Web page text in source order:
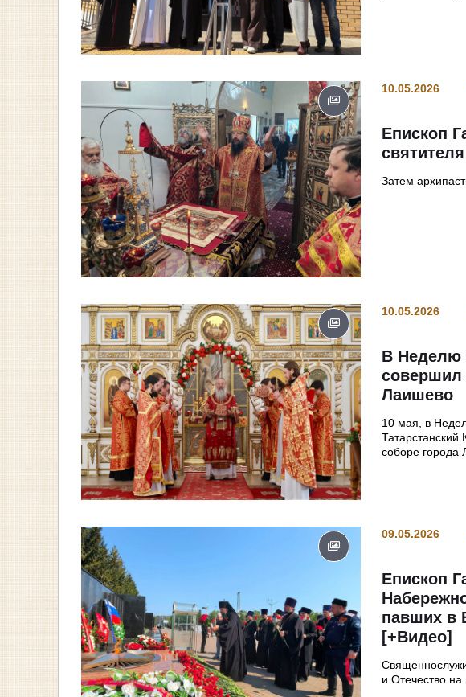
10.05.2026
Епископ
Затем
10.05.2026
В Неделю
совершил
Лаишево
10 мая, в
соборе города
09.05.2026
Епископ
павших в
[+Видео]
и Отечество